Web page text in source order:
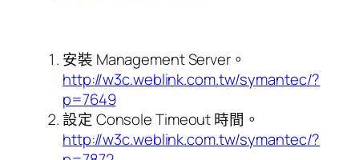
安裝 Management Server。
http://w3c.weblink.com.tw/symantec/?
p=7649
設定 Console Timeout 時間。
http://w3c.weblink.com.tw/symantec/?